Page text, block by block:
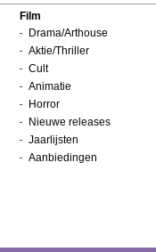
Film
Drama/Arthouse
Aktie/Thriller
Cult
Animatie
Horror
Nieuwe releases
Jaarlijsten
Aanbiedingen